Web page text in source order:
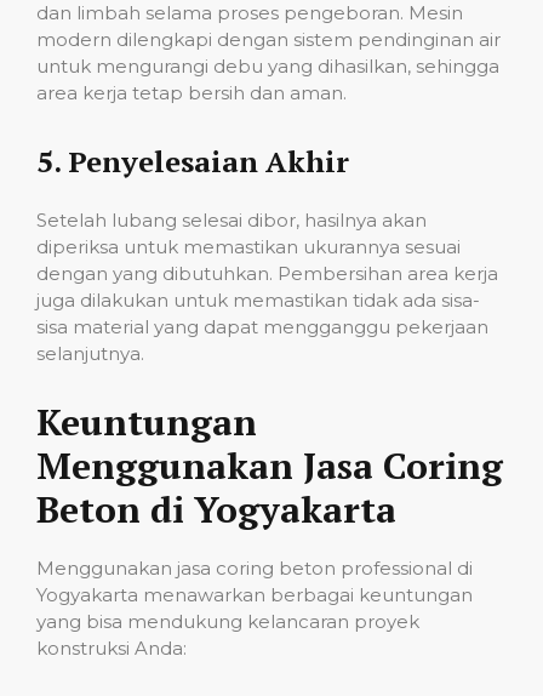
dan limbah selama proses pengeboran. Mesin
modern dilengkapi dengan sistem pendinginan air
untuk mengurangi debu yang dihasilkan, sehingga
area kerja tetap bersih dan aman.
5. Penyelesaian Akhir
Setelah lubang selesai dibor, hasilnya akan
diperiksa untuk memastikan ukurannya sesuai
dengan yang dibutuhkan. Pembersihan area kerja
juga dilakukan untuk memastikan tidak ada sisa-
sisa material yang dapat mengganggu pekerjaan
selanjutnya.
Keuntungan
Menggunakan Jasa Coring
Beton di Yogyakarta
Menggunakan jasa coring beton professional di
Yogyakarta menawarkan berbagai keuntungan
yang bisa mendukung kelancaran proyek
konstruksi Anda: